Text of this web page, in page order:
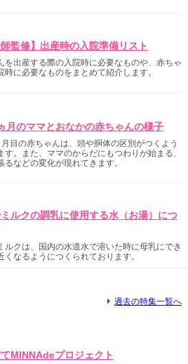
師監修】出産時の入院準備リスト
を出産する際の入院時に必要なものや、赤ちゃ
時に必要なものをまとめて紹介します。
月のママとおなかの赤ちゃんの様子
目の赤ちゃんは、頭や胴体の区別がつくよう
す。また、ママのからだにもつわりが始まる、
るなどの変化が現れてきます。
ルクの調乳に使用する水（お湯）につ
ルクは、国内の水道水で溶いた時に母乳にでき
くなるようにつくられております。
過去の特集一覧へ
MINNAdeプロジェクト